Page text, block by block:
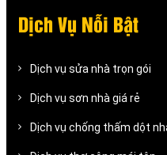
Dịch Vụ Nỗi Bật
Dịch vụ sửa nhà trọn gói
Dịch vụ sơn nhà giá rẻ
Dịch vụ chống thấm dột